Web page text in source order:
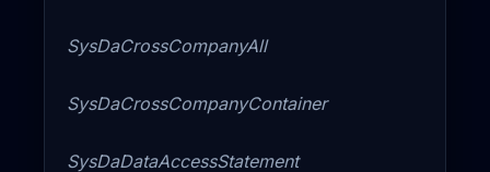
SysDaCrossCompanyAll
SysDaCrossCompanyContainer
SysDaDataAccessStatement